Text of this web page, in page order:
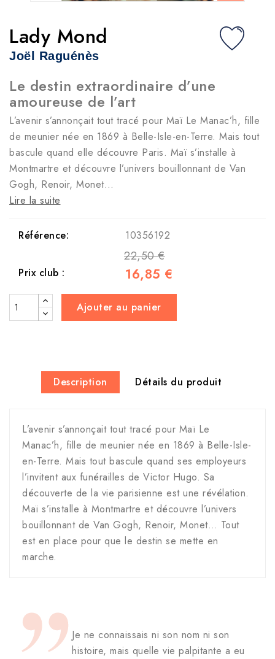
Lady Mond
Joël Raguénès
Le destin extraordinaire d’une
amoureuse de l’art
L’avenir s’annonçait tout tracé pour Maï Le Manac’h, fille
de meunier née en 1869 à Belle-Isle-en-Terre. Mais tout
bascule quand elle découvre Paris. Maï s’installe à
Montmartre et découvre l’univers bouillonnant de Van
Gogh, Renoir, Monet…
Lire la suite
Référence: 10356192
22,50 €
Prix club : 16,85 €
Ajouter au panier
Description Détails du produit
L’avenir s’annonçait tout tracé pour Maï Le
Manac’h, fille de meunier née en 1869 à Belle-Isle-
en-Terre. Mais tout bascule quand ses employeurs
l’invitent aux funérailles de Victor Hugo. Sa
découverte de la vie parisienne est une révélation.
Maï s’installe à Montmartre et découvre l’univers
bouillonnant de Van Gogh, Renoir, Monet… Tout
est en place pour que le destin se mette en
marche.
Je ne connaissais ni son nom ni son
histoire, mais quelle vie palpitante a eu